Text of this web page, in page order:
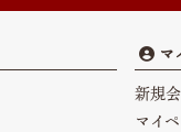
マ
新規
マイ